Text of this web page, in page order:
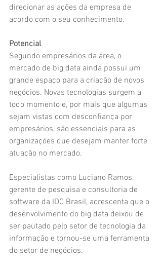
direcionar as ações da empresa de
acordo com o seu conhecimento.
Potencial
Segundo empresários da área, o
mercado de big data ainda possui um
grande espaço para a criação de novos
negócios. Novas tecnologias surgem a
todo momento e, por mais que algumas
sejam vistas com desconfiança por
empresários, são essenciais para as
organizações que desejam manter forte
atuação no mercado.
Especialistas como Luciano Ramos,
gerente de pesquisa e consultoria de
software da IDC Brasil, acrescenta que o
desenvolvimento do big data deixou de
ser pautado pelo setor de tecnologia da
informação e tornou-se uma ferramenta
do setor de negócios.